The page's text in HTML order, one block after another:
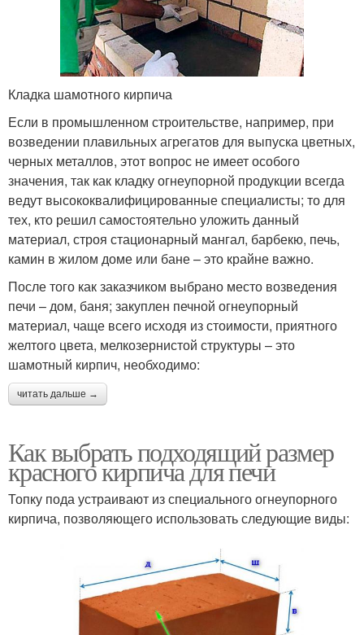
Кладка шамотного кирпича
Если в промышленном строительстве, например, при
возведении плавильных агрегатов для выпуска цветных,
черных металлов, этот вопрос не имеет особого
значения, так как кладку огнеупорной продукции всегда
ведут высококвалифицированные специалисты; то для
тех, кто решил самостоятельно уложить данный
материал, строя стационарный мангал, барбекю, печь,
камин в жилом доме или бане – это крайне важно.
После того как заказчиком выбрано место возведения
печи – дом, баня; закуплен печной огнеупорный
материал, чаще всего исходя из стоимости, приятного
желтого цвета, мелкозернистой структуры – это
шамотный кирпич, необходимо:
читать дальше →
Как выбрать подходящий размер
красного кирпича для печи
Топку пода устраивают из специального огнеупорного
кирпича, позволяющего использовать следующие виды: